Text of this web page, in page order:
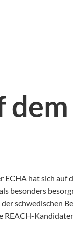
ECHA hat sich
besonders
schwedischen
REACH-